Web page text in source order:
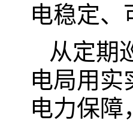
电稳定、
从定期
电局用实
电力保障